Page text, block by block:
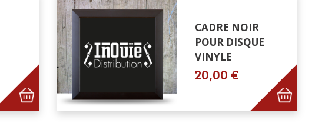
CADRE NOIR
POUR DISQUE
VINYLE
20,00 €